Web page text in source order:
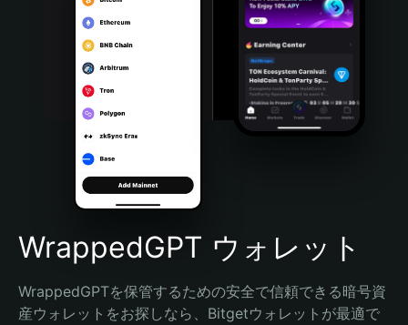
Português (Portugal)
Bahasa Indonesia
Português (Brasil)
Español (Argentina)
WrappedGPT ウォレット
WrappedGPTを保管するための安全で信頼できる暗号資
産ウォレットをお探しなら、Bitgetウォレットが最適で